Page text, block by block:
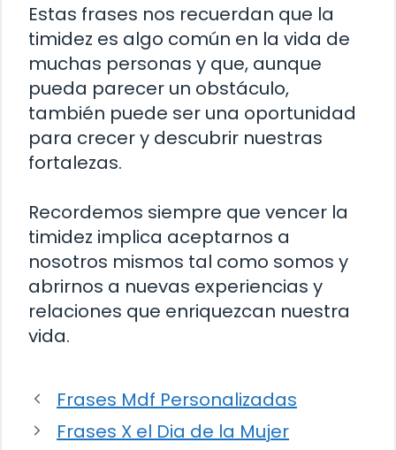
Estas frases nos recuerdan que la
timidez es algo común en la vida de
muchas personas y que, aunque
pueda parecer un obstáculo,
también puede ser una oportunidad
para crecer y descubrir nuestras
fortalezas.
Recordemos siempre que vencer la
timidez implica aceptarnos a
nosotros mismos tal como somos y
abrirnos a nuevas experiencias y
relaciones que enriquezcan nuestra
vida.
Frases Mdf Personalizadas
Frases X el Dia de la Mujer